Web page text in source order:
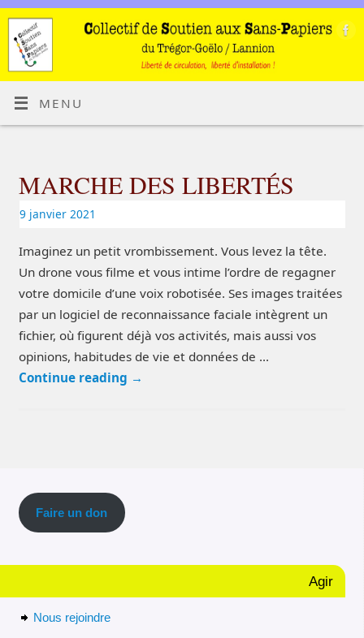
MENU
MARCHE DES LIBERTÉS
9 janvier 2021
Imaginez un petit vrombissement. Vous levez la tête.
Un drone vous filme et vous intime l’ordre de regagner
votre domicile d’une voix robotisée. Ses images traitées
par un logiciel de reconnaissance faciale intègrent un
fichier, où figurent déjà vos activités, mais aussi vos
opinions, habitudes de vie et données de …
Continue reading →
Faire un don
Agir
Nous rejoindre